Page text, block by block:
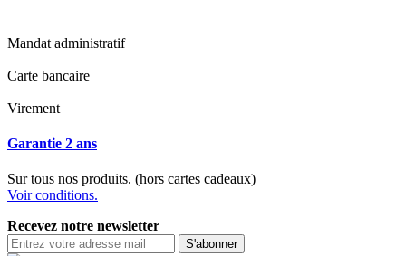
Mandat administratif
Carte bancaire
Virement
Garantie 2 ans
Sur tous nos produits. (hors cartes cadeaux)
Voir conditions.
Recevez notre newsletter
S'abonner